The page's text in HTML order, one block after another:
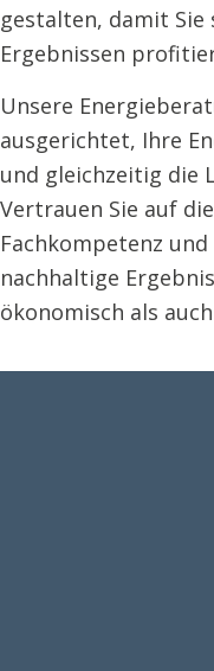
gestalten, damit Sie
Ergebnissen
Unsere
ausgerichtet, Ihre
und gleichzeitig die
Vertrauen Sie auf
Fachkompetenz
nachhaltige
ökonomisch als